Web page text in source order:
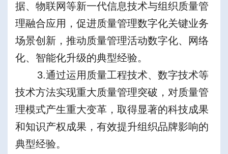
据、物联网等新一代信息技术与组织质量管
理融合应用，促进质量管理数字化关键业务
场景创新，推动质量管理活动数字化、网络
化、智能化升级的典型经验。
3.通过运用质量工程技术、数字技术等
技术方法实现重大质量管理突破，对质量管
理模式产生重大变革，取得显著的科技成果
和知识产权成果，有效提升组织品牌影响的
典型经验。